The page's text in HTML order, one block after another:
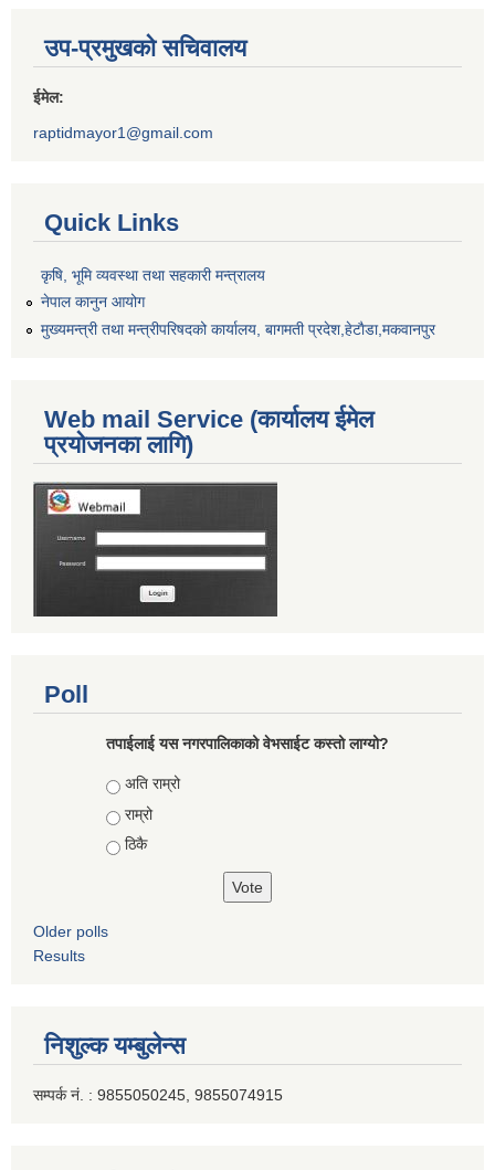
उप-प्रमुखको सचिवालय
ईमेल:
raptidmayor1@gmail.com
Quick Links
कृषि, भूमि व्यवस्था तथा सहकारी मन्त्रालय
नेपाल कानुन आयोग
मुख्यमन्त्री तथा मन्त्रीपरिषदको कार्यालय, बागमती प्रदेश,हेटाैडा,मकवानपुर
Web mail Service (कार्यालय ईमेल
प्रयोजनका लागि)
Poll
तपाईलाई यस नगरपालिकाको वेभसाईट कस्तो लाग्यो?
Choices
अति राम्रो
राम्रो
ठिकै
Older polls
Results
निशुल्क यम्बुलेन्स
सम्पर्क नं. : 9855050245, 9855074915